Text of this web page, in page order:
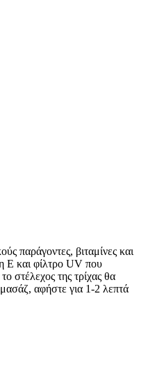
παράγοντες, βιταμίνες και
Ε και φίλτρο UV που
στέλεχος της τρίχας θα
αφήστε για 1-2 λεπτά